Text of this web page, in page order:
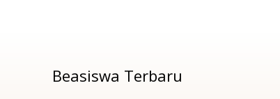
Beasiswa Terbaru